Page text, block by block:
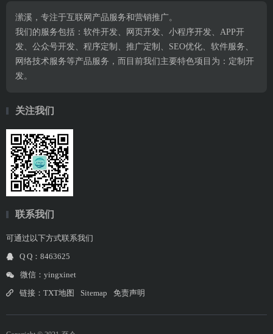
潆溪，专注于互联网产品服务和营销推广。
我们的服务包括：软件开发、网页开发、小程序开发、APP开
发、公众号开发、程序定制、推广定制、SEO优化、软件服务、
网络技术服务等产品服务，而目前我们主要特色项目为：定制开
发。
关注我们
联系我们
可通过以下方式联系我们
Q Q：8463625
微信：yingxinet
链接： TXT地图 Sitemap 免责声明